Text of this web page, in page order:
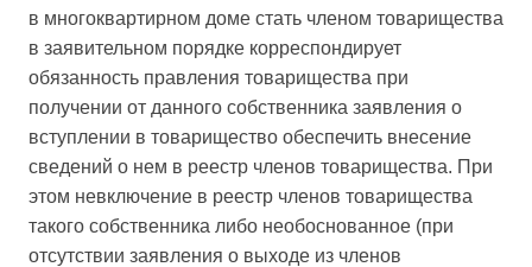
в многоквартирном доме стать членом товарищества
в заявительном порядке корреспондирует
обязанность правления товарищества при
получении от данного собственника заявления о
вступлении в товарищество обеспечить внесение
сведений о нем в реестр членов товарищества. При
этом невключение в реестр членов товарищества
такого собственника либо необоснованное (при
отсутствии заявления о выходе из членов